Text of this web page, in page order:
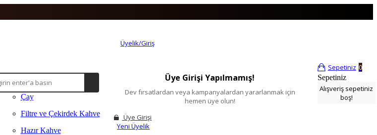
Üyelik/Giriş
Üye Girişi Yapılmamış!
Dev fırsatlardan veya kampanyalardan yararlanmak için
hemen üye olun!
Üye Girişi
Yeni Üyelik
Sepetiniz 0
Sepetiniz
Alışveriş sepetiniz
boş!
SICAK İÇECEKLER
Çay
Filtre ve Çekirdek Kahve
Hazır Kahve